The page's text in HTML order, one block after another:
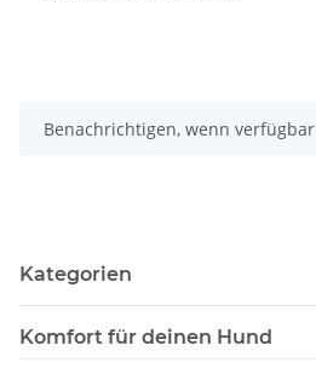
Benachrichtigen, wenn verfügbar
Kategorien
Komfort für deinen Hund